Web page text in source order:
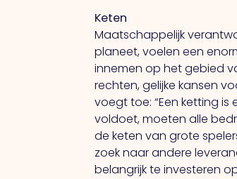
Keten
Maatschappelijk
planeet, voelen een
innemen op het gebied
rechten, gelijke kansen
voegt toe: “Een ketting
voldoet, moeten alle
de keten van grote
zoek naar andere
belangrijk te investeren